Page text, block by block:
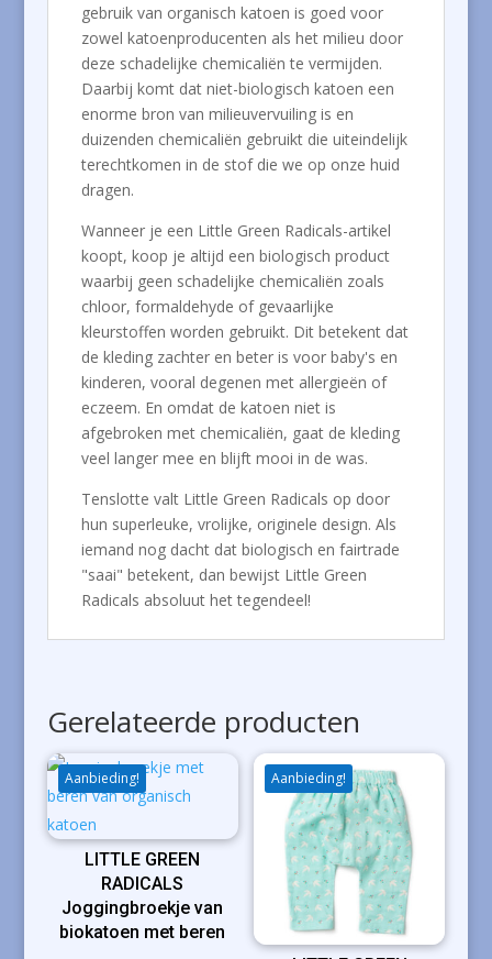
gebruik van organisch katoen is goed voor
zowel katoenproducenten als het milieu door
deze schadelijke chemicaliën te vermijden.
Daarbij komt dat niet-biologisch katoen een
enorme bron van milieuvervuiling is en
duizenden chemicaliën gebruikt die uiteindelijk
terechtkomen in de stof die we op onze huid
dragen.
Wanneer je een Little Green Radicals-artikel
koopt, koop je altijd een biologisch product
waarbij geen schadelijke chemicaliën zoals
chloor, formaldehyde of gevaarlijke
kleurstoffen worden gebruikt. Dit betekent dat
de kleding zachter en beter is voor baby's en
kinderen, vooral degenen met allergieën of
eczeem. En omdat de katoen niet is
afgebroken met chemicaliën, gaat de kleding
veel langer mee en blijft mooi in de was.
Tenslotte valt Little Green Radicals op door
hun superleuke, vrolijke, originele design. Als
iemand nog dacht dat biologisch en fairtrade
"saai" betekent, dan bewijst Little Green
Radicals absoluut het tegendeel!
Gerelateerde producten
Aanbieding!
LITTLE GREEN
RADICALS
Joggingbroekje van
biokatoen met beren
Aanbieding!